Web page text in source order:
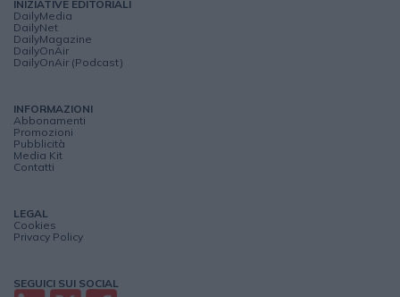
INIZIATIVE EDITORIALI
DailyMedia
DailyNet
DailyMagazine
DailyOnAir
DailyOnAir (Podcast)
INFORMAZIONI
Abbonamenti
Promozioni
Pubblicità
Media Kit
Contatti
LEGAL
Cookies
Privacy Policy
SEGUICI SUI SOCIAL